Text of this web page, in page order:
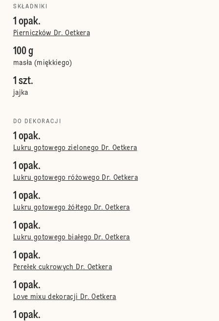
SKŁADNIKI
1 opak.
Pierniczków Dr. Oetkera
100 g
masła (miękkiego)
1 szt.
jajka
DO DEKORACJI
1 opak.
Lukru gotowego zielonego Dr. Oetkera
1 opak.
Lukru gotowego różowego Dr. Oetkera
1 opak.
Lukru gotowego żółtego Dr. Oetkera
1 opak.
Lukru gotowego białego Dr. Oetkera
1 opak.
Perełek cukrowych Dr. Oetkera
1 opak.
Love mixu dekoracji Dr. Oetkera
1 opak.